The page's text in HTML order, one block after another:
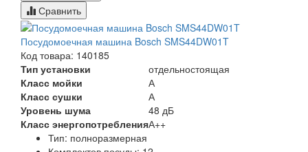
Сравнить
Посудомоечная машина Bosch SMS44DW01T
Код товара: 140185
Тип установки
отдельностоящая
Класс мойки
А
Класс сушки
А
Уровень шума
48 дБ
Класс энергопотребленияА++
Тип: полноразмерная